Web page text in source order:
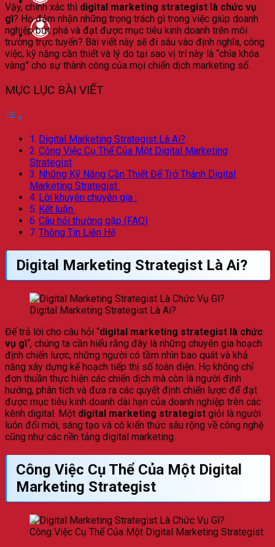
Vậy, chính xác thì digital marketing strategist là chức vụ
gì? Họ đảm nhận những trọng trách gì trong việc giúp doanh
nghiệp bứt phá và đạt được mục tiêu kinh doanh trên môi
trường trực tuyến? Bài viết này sẽ đi sâu vào định nghĩa, công
việc, kỹ năng cần thiết và lý do tại sao vị trí này là “chìa khóa
vàng” cho sự thành công của mọi chiến dịch marketing số.
MỤC LỤC BÀI VIẾT
Digital Marketing Strategist Là Ai?
Công Việc Cụ Thể Của Một Digital Marketing
Strategist
Những Kỹ Năng Cần Thiết Để Trở Thành Digital
Marketing Strategist
Lời khuyên chuyên gia :
Kết luận
Câu hỏi thường gặp (FAQ)
Thông Tin Liên Hệ
Digital Marketing Strategist Là Ai?
Digital Marketing Strategist Là Ai?
Để trả lời cho câu hỏi “digital marketing strategist là chức
vụ gì“, chúng ta cần hiểu rằng đây là những chuyên gia hoạch
định chiến lược, những người có tầm nhìn bao quát và khả
năng xây dựng kế hoạch tiếp thị số toàn diện. Họ không chỉ
đơn thuần thực hiện các chiến dịch mà còn là người định
hướng, phân tích và đưa ra các quyết định chiến lược để đạt
được mục tiêu kinh doanh dài hạn của doanh nghiệp trên các
kênh digital. Một digital marketing strategist giỏi là người
luôn đổi mới, sáng tạo và có kiến thức sâu rộng về công nghệ
cũng như các nền tảng digital marketing.
Công Việc Cụ Thể Của Một Digital
Marketing Strategist
Công Việc Cụ Thể Của Một Digital Marketing Strategist